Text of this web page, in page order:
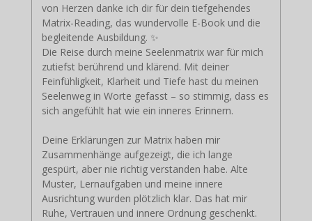
von Herzen danke ich dir für dein tiefgehendes
Matrix-Reading, das wundervolle E-Book und die
begleitende Ausbildung. ✨
Die Reise durch meine Seelenmatrix war für mich
zutiefst berührend und klärend. Mit deiner
Feinfühligkeit, Klarheit und Tiefe hast du meinen
Seelenweg in Worte gefasst – so stimmig, dass es
sich angefühlt hat wie ein inneres Erinnern.
Deine Erklärungen zur Matrix haben mir
Zusammenhänge aufgezeigt, die ich lange
gespürt, aber nie richtig verstanden habe. Alte
Muster, Lernaufgaben und meine innere
Ausrichtung wurden plötzlich klar. Das hat mir
Ruhe, Vertrauen und innere Ordnung geschenkt.